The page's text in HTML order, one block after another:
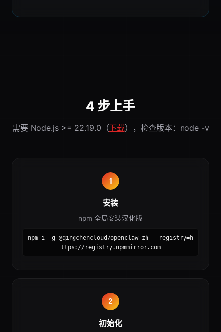
4 步上手
需要 Node.js >= 22.19.0（下载），检查版本：node -v
1
安装
npm 全局安装汉化版
npm i -g @qingchencloud/openclaw-zh --registry=h
ttps://registry.npmmirror.com
2
初始化